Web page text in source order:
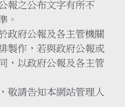
報之公布文字有所不
。
政府公報及各主管機關
製作，若與政府公報或
，以政府公報及各主管
敬請告知本網站管理人